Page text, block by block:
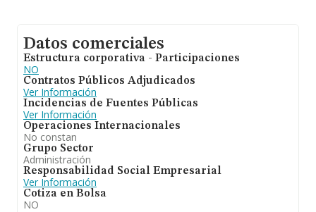
Datos comerciales
Estructura corporativa - Participaciones
NO
Contratos Públicos Adjudicados
Ver Información
Incidencias de Fuentes Públicas
Ver Información
Operaciones Internacionales
No constan
Grupo Sector
Administración
Responsabilidad Social Empresarial
Ver Información
Cotiza en Bolsa
NO